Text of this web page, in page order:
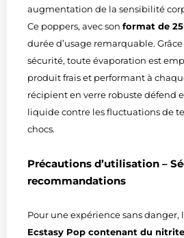
augmentation de la sensibilité
Ce poppers, avec son format de
durée d’usage remarquable.
sécurité, toute évaporation est
produit frais et performant à
récipient en verre robuste défend
liquide contre les fluctuations de
chocs.
Précautions d’utilisation –
recommandations
Pour une expérience sans danger,
Ecstasy Pop contenant du nitrite